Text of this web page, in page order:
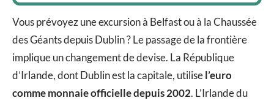
Vous prévoyez une excursion à Belfast ou à la Chaussée
des Géants depuis Dublin ? Le passage de la frontière
implique un changement de devise. La République
d’Irlande, dont Dublin est la capitale, utilisel’euro
comme monnaie officielle depuis 2002. L’Irlande du